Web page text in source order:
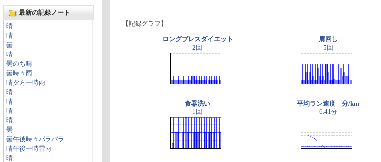
最新の記録ノート
晴
晴
曇
晴
曇のち晴
曇時々雨
晴夕方一時雨
晴
晴
晴
晴
曇
曇午後時々パラパラ
晴午後一時雷雨
晴
【記録グラフ】
ロングブレスダイエット
2回
肩回し
5回
食器洗い
1回
平均ラン速度 分/km
6.41分